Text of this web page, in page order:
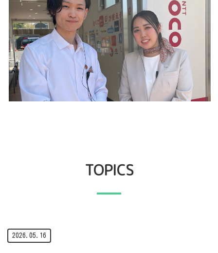
TOPICS
2026.05.16